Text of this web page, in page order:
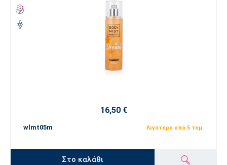
16,50 €
wlmt05m Λιγότερα από 5 τεμ.
Στο καλάθι